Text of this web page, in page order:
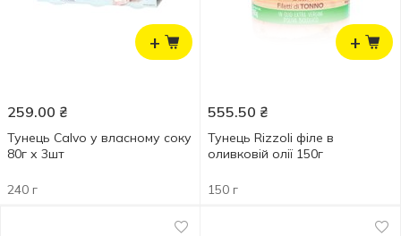
+
259.00 ₴
Тунець Calvo у власному соку
80г х 3шт
240 г
+
555.50 ₴
Тунець Rizzoli філе в
оливковій олії 150г
150 г